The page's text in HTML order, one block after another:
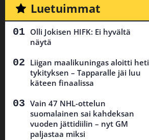
Luetuimmat
Olli Jokisen HIFK: Ei hyvältä
näytä
Liigan maalikuningas aloitti heti
tykityksen – Tapparalle jäi luu
käteen finaalissa
Vain 47 NHL-ottelun
suomalainen sai kahdeksan
vuoden jättidiilin – nyt GM
paljastaa miksi